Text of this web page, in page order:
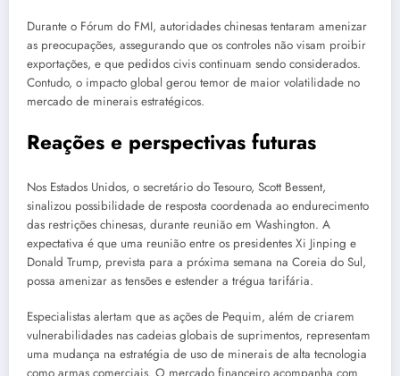
Durante o Fórum do FMI, autoridades chinesas tentaram amenizar
as preocupações, assegurando que os controles não visam proibir
exportações, e que pedidos civis continuam sendo considerados.
Contudo, o impacto global gerou temor de maior volatilidade no
mercado de minerais estratégicos.
Reações e perspectivas futuras
Nos Estados Unidos, o secretário do Tesouro, Scott Bessent,
sinalizou possibilidade de resposta coordenada ao endurecimento
das restrições chinesas, durante reunião em Washington. A
expectativa é que uma reunião entre os presidentes Xi Jinping e
Donald Trump, prevista para a próxima semana na Coreia do Sul,
possa amenizar as tensões e estender a trégua tarifária.
Especialistas alertam que as ações de Pequim, além de criarem
vulnerabilidades nas cadeias globais de suprimentos, representam
uma mudança na estratégia de uso de minerais de alta tecnologia